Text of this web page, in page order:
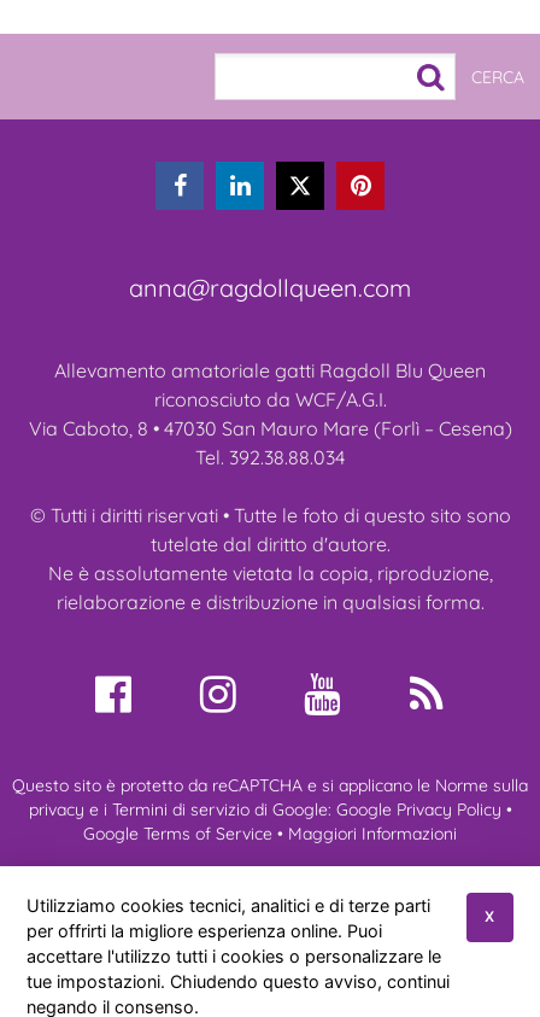
  
anna@ragdollqueen.com
Allevamento amatoriale gatti Ragdoll Blu Queen
riconosciuto da WCF/A.G.I.
Via Caboto, 8 • 47030 San Mauro Mare (Forlì – Cesena)
Tel. 392.38.88.034
© Tutti i diritti riservati • Tutte le foto di questo sito sono
tutelate dal diritto d'autore.
Ne è assolutamente vietata la copia, riproduzione,
rielaborazione e distribuzione in qualsiasi forma.
Questo sito è protetto da reCAPTCHA e si applicano le Norme sulla
privacy e i Termini di servizio di Google: Google Privacy Policy •
Google Terms of Service • Maggiori Informazioni
Chi Siamo Miei Ragdoll Gatti Ragdoll
Cuccioli
Manifestazioni
Novità Referenze
Allevamento Amatoriale gatti ragdoll di Anna Aprea© 2026
Privacy Policy
Utilizziamo cookies tecnici, analitici e di terze parti
per offrirti la migliore esperienza online. Puoi
accettare l'utilizzo tutti i cookies o personalizzare le
tue impostazioni. Chiudendo questo avviso, continui
negando il consenso.
X